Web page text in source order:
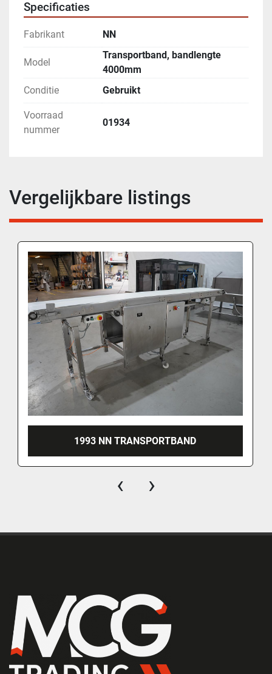
Specificaties
Fabrikant NN
Model
Transportband, bandlengte
4000mm
Conditie
Gebruikt
Voorraad
nummer
01934
Vergelijkbare listings
1993 NN TRANSPORTBAND
‹ ›